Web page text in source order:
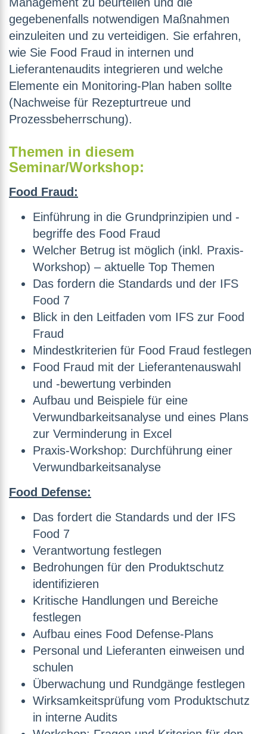
gegebenenfalls notwendigen Maßnahmen
einzuleiten und zu verteidigen. Sie erfahren,
wie Sie Food Fraud in internen und
Lieferantenaudits integrieren und welche
Elemente ein Monitoring-Plan haben sollte
(Nachweise für Rezepturtreue und
Prozessbeherrschung).
Themen in diesem
Seminar/Workshop:
Food Fraud:
Einführung in die Grundprinzipien und -
begriffe des Food Fraud
Welcher Betrug ist möglich (inkl. Praxis-
Workshop) – aktuelle Top Themen
Das fordern die Standards und der IFS
Food 7
Blick in den Leitfaden vom IFS zur Food
Fraud
Mindestkriterien für Food Fraud festlegen
Food Fraud mit der Lieferantenauswahl
und -bewertung verbinden
Aufbau und Beispiele für eine
Verwundbarkeitsanalyse und eines Plans
zur Verminderung in Excel
Praxis-Workshop: Durchführung einer
Verwundbarkeitsanalyse
Food Defense:
Das fordert die Standards und der IFS
Food 7
Verantwortung festlegen
Bedrohungen für den Produktschutz
identifizieren
Kritische Handlungen und Bereiche
festlegen
Aufbau eines Food Defense-Plans
Personal und Lieferanten einweisen und
schulen
Überwachung und Rundgänge festlegen
Wirksamkeitsprüfung vom Produktschutz
in interne Audits